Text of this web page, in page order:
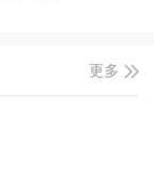
更多